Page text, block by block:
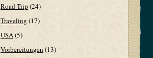
Road Trip (24)
Traveling (17)
USA(5)
Vorbereitungen(13)